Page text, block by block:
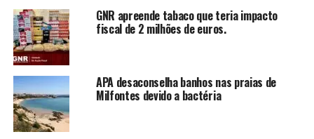
GNR apreende tabaco que teria impacto
fiscal de 2 milhões de euros.
APA desaconselha banhos nas praias de
Milfontes devido a bactéria